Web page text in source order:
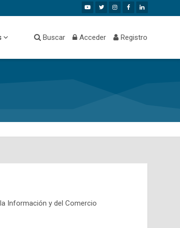
Buscar Acceder Registro
Información y del Comercio